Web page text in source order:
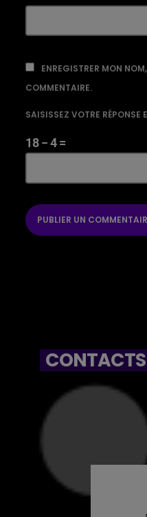
ENREGISTRER MON
COMMENTAIRE.
SAISISSEZ VOTRE RÉPONSE
18 − 4 =